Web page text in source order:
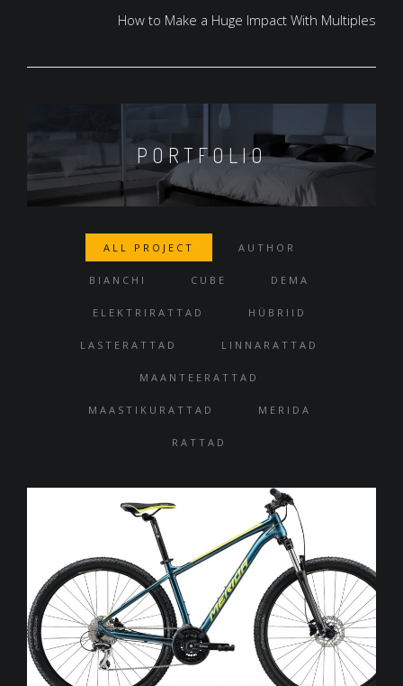
How to Make a Huge Impact With Multiples
PORTFOLIO
ALL PROJECT AUTHOR
BIANCHI CUBE DEMA
ELEKTRIRATTAD HÜBRIID
LASTERATTAD LINNARATTAD
MAANTEERATTAD
MAASTIKURATTAD MERIDA
RATTAD